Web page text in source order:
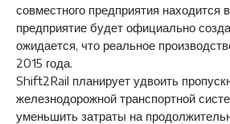
совместного предприятия
предприятие будет официально
ожидается, что реальное
2015 года.
Shift2Rail планирует удвоить
железнодорожной транспортной
уменьшить затраты на